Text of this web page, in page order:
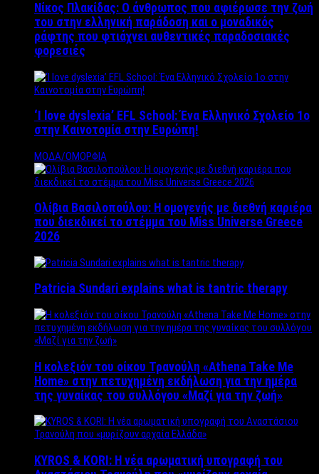
Νίκος Πλακίδας: O άνθρωπος που αφιέρωσε την ζωή
του στην ελληνική παράδοση και ο μοναδικός
ράφτης που φτιάχνει αυθεντικές παραδοσιακές
φορεσιές
‘Ι love dyslexia’ EFL School: Ένα Ελληνικό Σχολείo 1ο
στην Καινοτομία στην Ευρώπη!
ΜΟΔΑ/ΟΜΟΡΦΙΑ
Ολίβια Βασιλοπούλου: Η ομογενής με διεθνή καριέρα
που διεκδικεί το στέμμα του Miss Universe Greece
2026
Patricia Sundari explains what is tantric therapy
Η κολεξιόν του οίκου Τρανούλη «Athena Take Me
Home» στην πετυχημένη εκδήλωση για την ημέρα
της γυναίκας του συλλόγου «Μαζί για την ζωή»
KYROS & KORI: Η νέα αρωματική υπογραφή του